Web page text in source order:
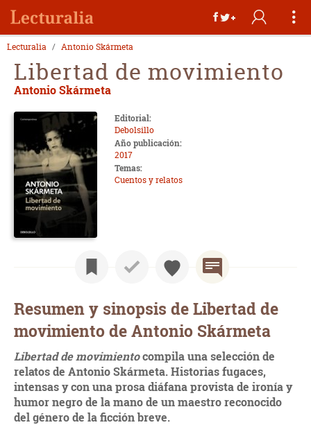
Lecturalia Antonio Skármeta
Libertad de movimiento
Antonio Skármeta
Editorial:
Debolsillo
Año publicación:
2017
Temas:
Cuentos y relatos
Resumen y sinopsis de Libertad de
movimiento de Antonio Skármeta
Libertad de movimientocompila una selección de
relatos de Antonio Skármeta. Historias fugaces,
intensas y con una prosa diáfana provista de ironía y
humor negro de la mano de un maestro reconocido
del género de la ficción breve.